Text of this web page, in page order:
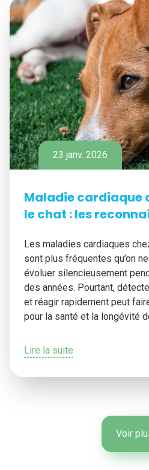
23 janv. 2026
Maladie cardiaque
le chat : les
Les maladies cardiaques
sont plus fréquentes qu’on
évoluer silencieusement
des années. Pourtant,
et réagir rapidement peut
pour la santé et la longévité
Lire la suite
Voir